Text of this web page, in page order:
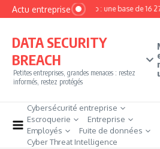
Aller au contenu
Actu entrepriseMyPhoto : une base de 16
DATA SECURITY
BREACH
Petites entreprises, grandes menaces : restez
informés, restez protégés
Cybersécurité entreprise
Escroquerie
Entreprise
Employés
Fuite de données
Cyber Threat Intelligence